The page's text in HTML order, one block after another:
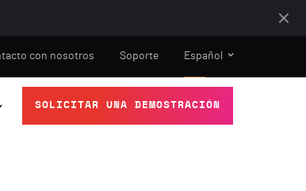
SOLICITAR UNA DEMOSTRACIÓN
con nosotros Soporte Español